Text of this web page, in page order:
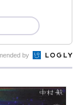
by